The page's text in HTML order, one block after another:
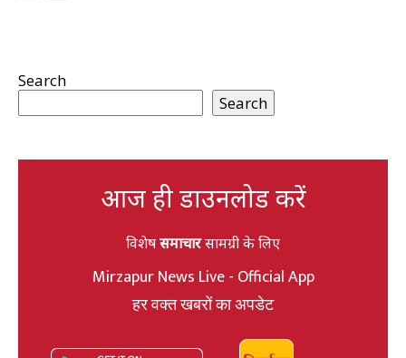
Search
Search
आज ही डाउनलोड करें
विशेषसमाचारसामग्री के लिए
Mirzapur News Live - Official App
हर वक्त खबरों का अपडेट